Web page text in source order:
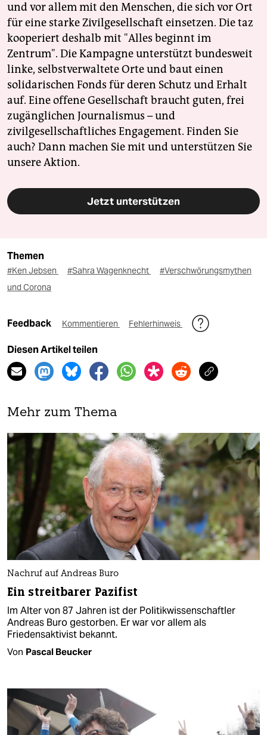
und vor allem mit den Menschen, die sich vor Ort
für eine starke Zivilgesellschaft einsetzen. Die taz
kooperiert deshalb mit "Alles beginnt im
Zentrum". Die Kampagne unterstützt bundesweit
linke, selbstverwaltete Orte und baut einen
solidarischen Fonds für deren Schutz und Erhalt
auf. Eine offene Gesellschaft braucht guten, frei
zugänglichen Journalismus – und
zivilgesellschaftliches Engagement. Finden Sie
auch? Dann machen Sie mit und unterstützen Sie
unsere Aktion.
Jetzt unterstützen
Themen
#Ken Jebsen #Sahra Wagenknecht
#Verschwörungsmythen
und Corona
Feedback Kommentieren Fehlerhinweis
Diesen Artikel teilen
Mehr zum Thema
Nachruf auf Andreas Buro
Ein streitbarer Pazifist
Im Alter von 87 Jahren ist der Politikwissenschaftler
Andreas Buro gestorben. Er war vor allem als
Friedensaktivist bekannt.
Von Pascal Beucker